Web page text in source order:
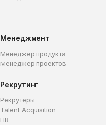
Менеджмент
Менеджер продукта
Менеджер проектов
Рекрутинг
Рекрутеры
Talent Acquisition
HR